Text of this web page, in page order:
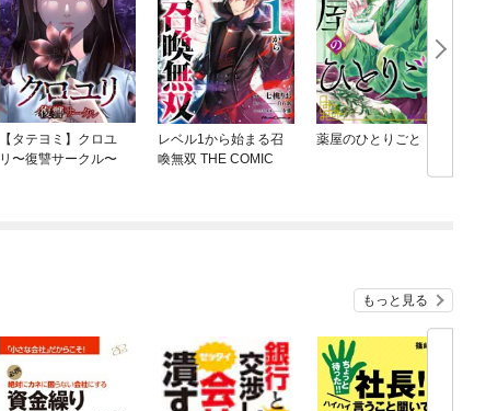
【タテヨミ】クロユ
リ〜復讐サークル〜
レベル1から始まる召
喚無双 THE COMIC
薬屋のひとりごと
もっと見る